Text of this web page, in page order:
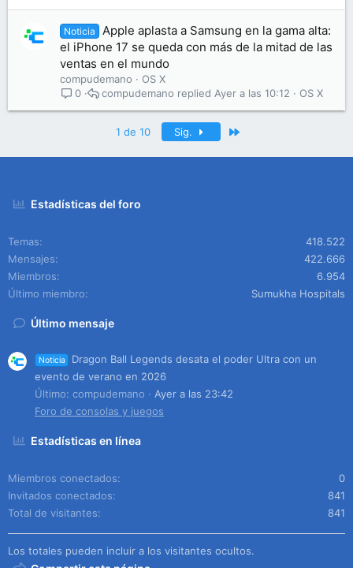
Noticia
Apple aplasta a Samsung en la gama alta:
el iPhone 17 se queda con más de la mitad de las
ventas en el mundo
compudemano
OS X
0
OS X
Ayer a las 10:12
compudemano
1 de 10 Sig.
Estadísticas del foro
Temas
418.522
Mensajes
422.666
Miembros
6.954
Último miembro
Sumukha Hospitals
Último mensaje
Noticia
Dragon Ball Legends desata el poder Ultra con un
evento de verano en 2026
Último: compudemano
Ayer a las 23:42
Foro de consolas y juegos
Estadísticas en línea
Miembros conectados
0
Invitados conectados
841
Total de visitantes
841
Los totales pueden incluir a los visitantes ocultos.